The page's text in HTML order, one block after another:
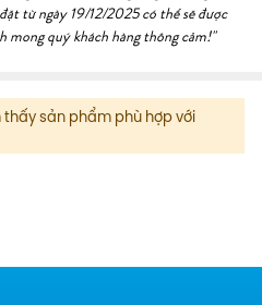
sản phẩm phù hợp với